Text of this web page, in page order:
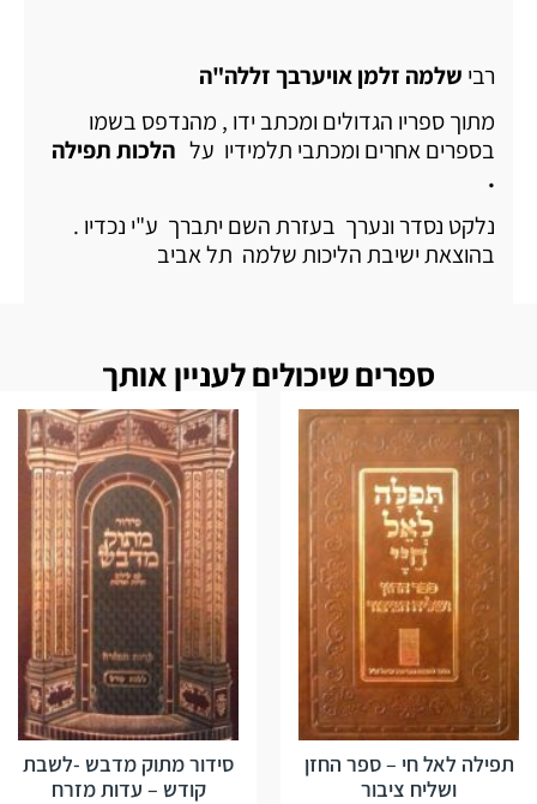
רבי שלמה זלמן אויערבך זללה"ה
מתוך ספריו הגדולים ומכתב ידו , מהנדפס בשמו
בספרים אחרים ומכתבי תלמידיו על הלכות תפילה
.
נלקט נסדר ונערך בעזרת השם יתברך ע"י נכדיו .
בהוצאת ישיבת הליכות שלמה תל אביב
ספרים שיכולים לעניין אותך
תפילה לאל חי – ספר החזן
ושליח ציבור
סידור מתוק מדבש -לשבת
קודש – עדות מזרח